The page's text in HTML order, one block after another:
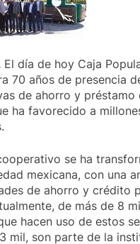
El día de hoy Caja
70 años de presencia
de ahorro y préstamo
ha favorecido a
se ha
mexicana, con una
de ahorro y crédito
de más de 8
hacen uso de estos
mil, son parte de la